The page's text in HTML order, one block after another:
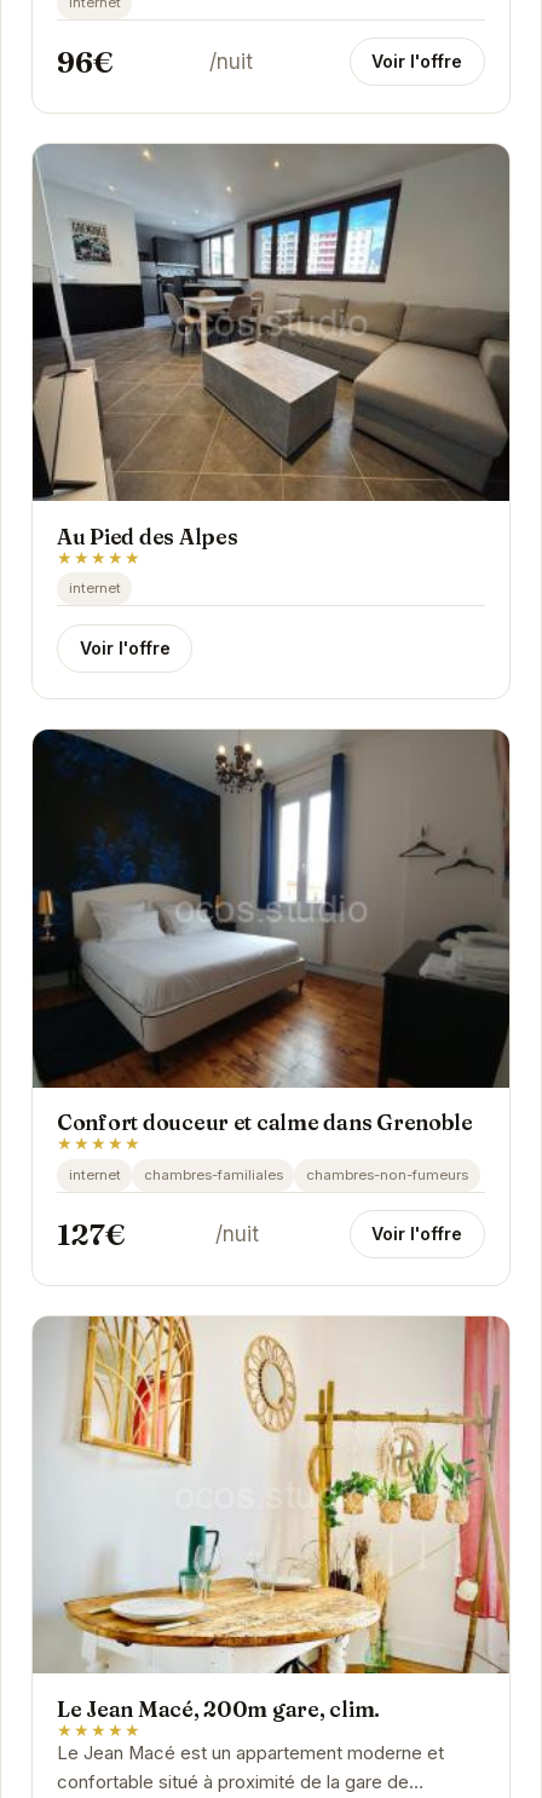
96€ /nuit Voir l'offre
Au Pied des Alpes
★★★★★
internet
Voir l'offre
Confort douceur et calme dans Grenoble
★★★★★
internet chambres-familiales chambres-non-fumeurs
127€ /nuit Voir l'offre
Le Jean Macé, 200m gare, clim.
★★★★★
Le Jean Macé est un appartement moderne et
confortable situé à proximité de la gare de